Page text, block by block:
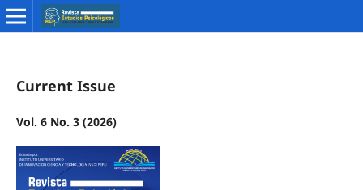
Current Issue
Vol. 6 No. 3 (2026)